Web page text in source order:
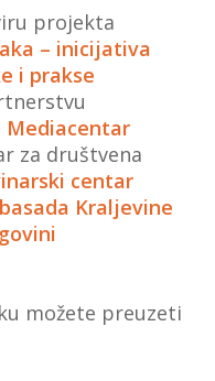
projekta
– inicijativa
i prakse
Mediacentar
za društvena
centar
Kraljevine
možete preuzeti